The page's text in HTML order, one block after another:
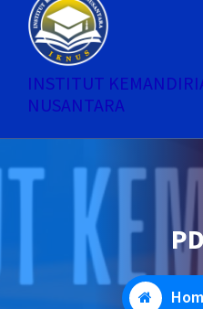
INSTITUT
NUSANTARA